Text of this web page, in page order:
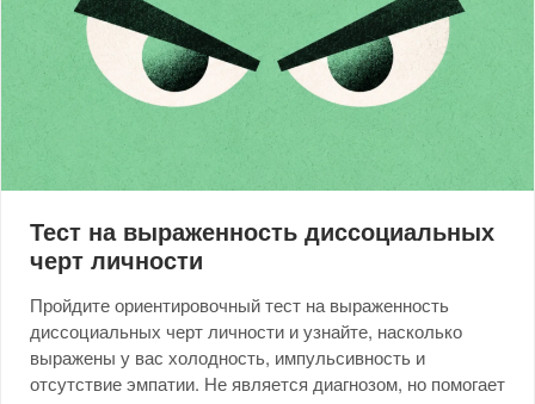
Тест на выраженность диссоциальных
черт личности
Пройдите ориентировочный тест на выраженность
диссоциальных черт личности и узнайте, насколько
выражены у вас холодность, импульсивность и
отсутствие эмпатии. Не является диагнозом, но помогает